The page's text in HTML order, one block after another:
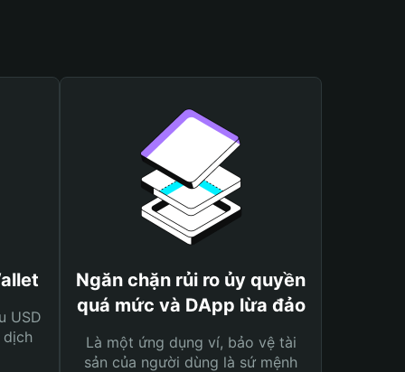
USD
Ngăn chặn rủi ro ủy quyền
quá mức và DApp lừa đảo
Là một ứng dụng ví, bảo vệ tài
sản của người dùng là sứ mệnh